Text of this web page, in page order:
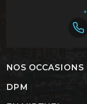
NOS OCCASIONS
DPM